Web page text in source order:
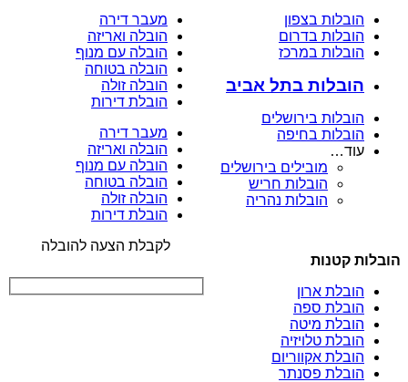
הובלות בצפון
הובלות בדרום
הובלות במרכז
הובלות בתל אביב
הובלות בירושלים
הובלות בחיפה
עוד…
מובילים בירושלים
הובלות חריש
הובלות נהריה
מעבר דירה
הובלה ואריזה
הובלה עם מנוף
הובלה בטוחה
הובלה זולה
הובלת דירות
מעבר דירה
הובלה ואריזה
הובלה עם מנוף
הובלה בטוחה
הובלה זולה
הובלת דירות
הובלות קטנות
הובלת ארון
הובלת ספה
הובלת מיטה
הובלת טלויזיה
הובלת אקווריום
הובלת פסנתר
לקבלת הצעה להובלה